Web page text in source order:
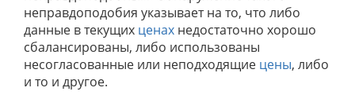
неправдоподобия указывает на то, что либо
данные в текущих ценах недостаточно хорошо
сбалансированы, либо использованы
несогласованные или неподходящие цены, либо
и то и другое.